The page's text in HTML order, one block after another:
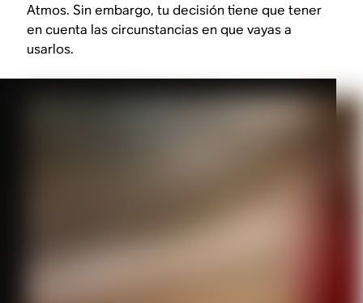
Atmos. Sin embargo, tu decisión tiene que tener
en cuenta las circunstancias en que vayas a
usarlos.